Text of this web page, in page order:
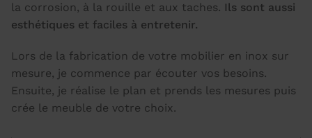
la corrosion, à la rouille et aux taches. Ils sont aussi
esthétiques et faciles à entretenir.
Lors de la fabrication de votre mobilier en inox sur
mesure, je commence par écouter vos besoins.
Ensuite, je réalise le plan et prends les mesures puis
crée le meuble de votre choix.